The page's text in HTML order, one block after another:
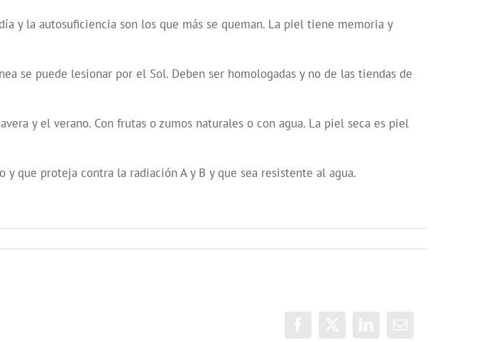
y la autosuficiencia son los que más se queman. La piel tiene memoria y
se puede lesionar por el Sol. Deben ser homologadas y no de las tiendas de
y el verano. Con frutas o zumos naturales o con agua. La piel seca es piel
que proteja contra la radiación A y B y que sea resistente al agua.